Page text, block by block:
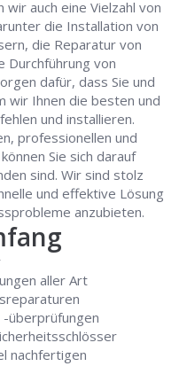
auch eine Vielzahl von
die Installation von
die Reparatur von
Durchführung von
dafür, dass Sie und
wir Ihnen die besten und
und installieren.
professionellen und
Sie sich darauf
sind. Wir sind stolz
und effektive Lösung
anzubieten.
aller Art
überprüfungen
nachfertigen